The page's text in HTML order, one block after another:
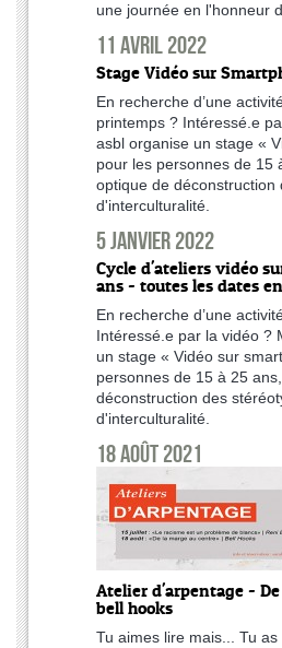
une journée en l'honneur
11 avril 2022
Stage Vidéo sur
En recherche d’une
printemps ? Intéressé.e
asbl organise un stage «
pour les personnes de 15
optique de déconstruction
d'interculturalité.
5 janvier 2022
Cycle d'ateliers vidéo
ans - toutes les dates
En recherche d’une
Intéressé.e par la vidéo ?
un stage « Vidéo sur
personnes de 15 à 25
déconstruction des
d'interculturalité.
18 août 2021
Atelier d'arpentage -
bell hooks
Tu aimes lire mais... Tu